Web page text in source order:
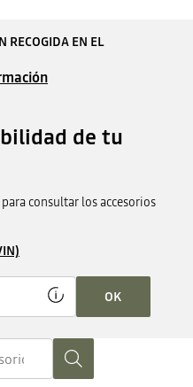
RECOGIDA EN EL
de tu
consultar los accesorios
OK